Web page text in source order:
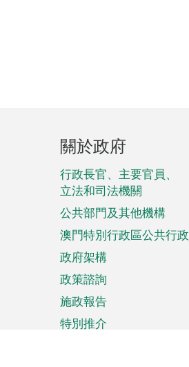
頁
腳
菜
單
關於政府
行政長官、主要官員、
立法和司法機關
公共部門及其他機構
澳門特別行政區公共行政
政府架構
政策諮詢
施政報告
特別推介